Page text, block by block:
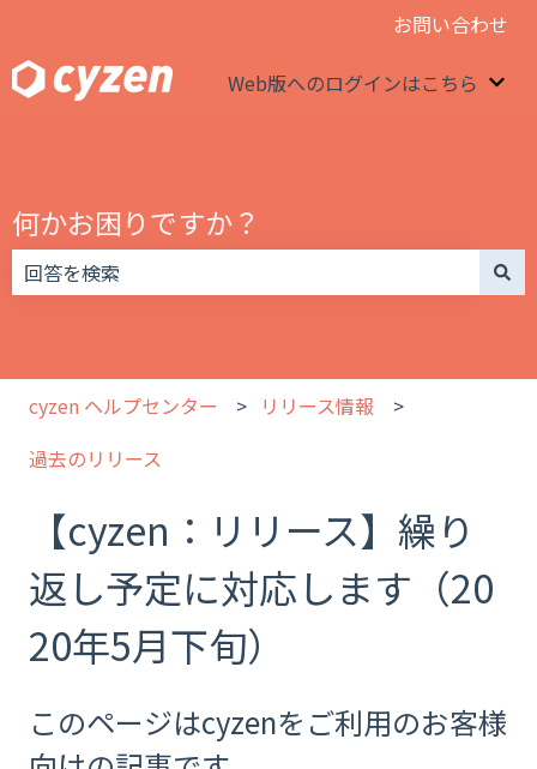
お問い合わせ
Web版へのログインはこちら
何かお困りですか？
cyzen ヘルプセンター
リリース情報
過去のリリース
【cyzen：リリース】繰り
返し予定に対応します（20
20年5月下旬）
このページはcyzenをご利用のお客様